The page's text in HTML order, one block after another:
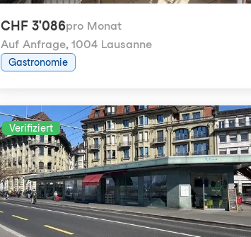
CHF 3'086pro Monat
Auf Anfrage, 1004 Lausanne
Gastronomie
Verifiziert